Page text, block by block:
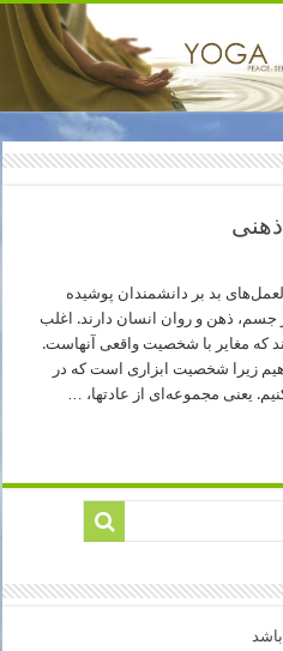
بد بر دانشمندان پوشیده
ذهن و روان انسان دارند. اغلب
که مغایر با شخصیت واقعی آنهاست.
زیرا شخصیت ابزاری است که در
یعنی مجموعه‌ای از عادتها، …